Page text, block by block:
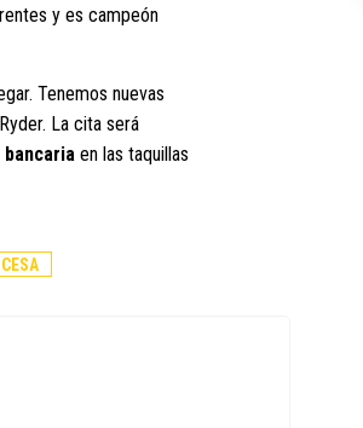
y es campeón
Tenemos nuevas
La cita será
en las taquillas